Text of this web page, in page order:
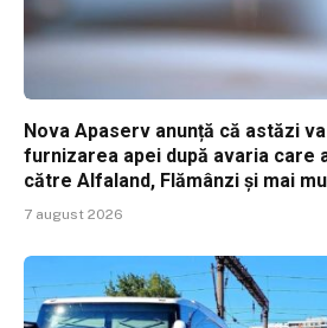
Nova Apaserv anunță că astăzi
furnizarea apei după avaria care
către Alfaland, Flămânzi și mai
7 august 2026